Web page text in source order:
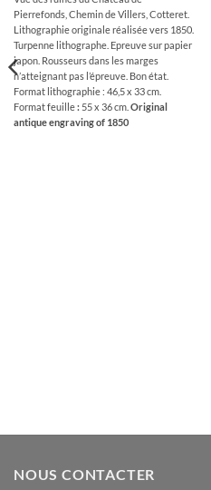
Pierrefonds, Chemin de Villers, Cotteret.
Lithographie originale réalisée vers 1850.
Turpenne lithographe. Epreuve sur papier
japon. Rousseurs dans les marges
n’atteignant pas l’épreuve. Bon état.
Format lithographie : 46,5 x 33 cm.
Format feuille: 55 x 36 cm. Original
antique engraving of 1850
NOUS CONTACTER